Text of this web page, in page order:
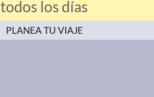
todos los días
PLANEA TU VIAJE